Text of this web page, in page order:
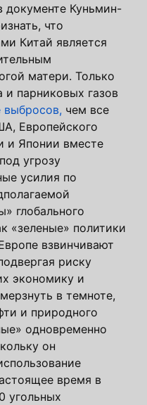
документе Куньмин-
что
Китай является
матери. Только
и парниковых газов
выбросов, чем все
Европейского
и Японии вместе
угрозу
усилия по
глобального
«зеленые» политики
взвинчивают
риску
экономику и
в темноте,
и природного
одновременно
он
время в
угольных